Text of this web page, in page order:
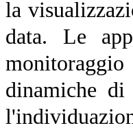
la
data. Le
dinamiche